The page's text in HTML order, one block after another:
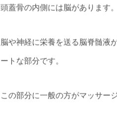
頭蓋骨の内側には脳があります。
脳や神経に栄養を送る脳脊髄液
ートな部分です。
この部分に一般の方がマッサー